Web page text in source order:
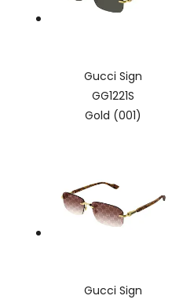
Gucci Sign
GG1221S
Gold (001)
Gucci Sign